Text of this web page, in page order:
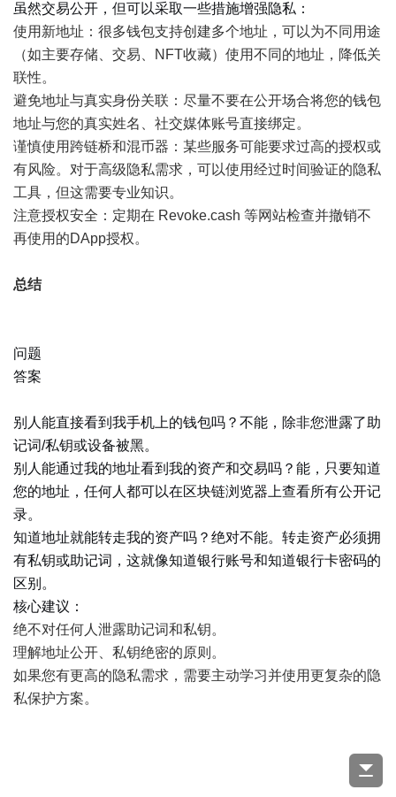
虽然交易公开，但可以采取一些措施增强隐私：
使用新地址：很多钱包支持创建多个地址，可以为不同用途
（如主要存储、交易、NFT收藏）使用不同的地址，降低关
联性。
避免地址与真实身份关联：尽量不要在公开场合将您的钱包
地址与您的真实姓名、社交媒体账号直接绑定。
谨慎使用跨链桥和混币器：某些服务可能要求过高的授权或
有风险。对于高级隐私需求，可以使用经过时间验证的隐私
工具，但这需要专业知识。
注意授权安全：定期在 Revoke.cash 等网站检查并撤销不
再使用的DApp授权。
总结
问题
答案
别人能直接看到我手机上的钱包吗？不能，除非您泄露了助
记词/私钥或设备被黑。
别人能通过我的地址看到我的资产和交易吗？能，只要知道
您的地址，任何人都可以在区块链浏览器上查看所有公开记
录。
知道地址就能转走我的资产吗？绝对不能。转走资产必须拥
有私钥或助记词，这就像知道银行账号和知道银行卡密码的
区别。
核心建议：
绝不对任何人泄露助记词和私钥。
理解地址公开、私钥绝密的原则。
如果您有更高的隐私需求，需要主动学习并使用更复杂的隐
私保护方案。